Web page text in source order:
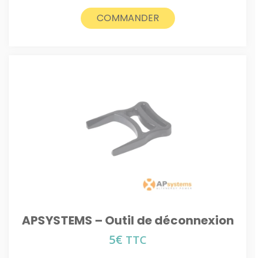
COMMANDER
APSYSTEMS – Outil de déconnexion
5€ TTC